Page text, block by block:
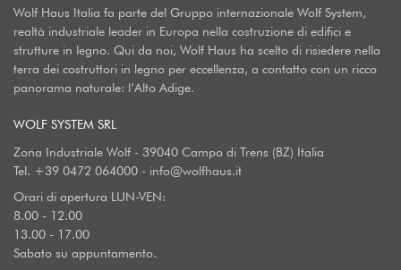
Wolf Haus Italia fa parte del Gruppo internazionale Wolf System,
realtà industriale leader in Europa nella costruzione di edifici e
strutture in legno. Qui da noi, Wolf Haus ha scelto di risiedere nella
terra dei costruttori in legno per eccellenza, a contatto con un ricco
panorama naturale: l’Alto Adige.
WOLF SYSTEM SRL
Zona Industriale Wolf - 39040 Campo di Trens (BZ) Italia
Tel. +39 0472 064000 - info@wolfhaus.it
Orari di apertura LUN-VEN:
8.00 - 12.00
13.00 - 17.00
Sabato su appuntamento.